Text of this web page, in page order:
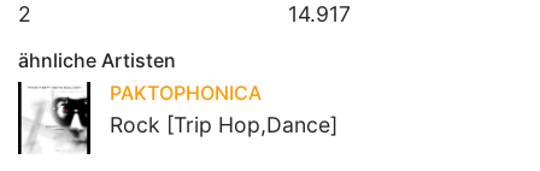
2
14.917
ähnliche Artisten
PAKTOPHONICA
Rock [Trip Hop,Dance]